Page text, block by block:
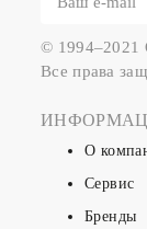
© 1994–2021
Все права
О
Сервис
Бренды